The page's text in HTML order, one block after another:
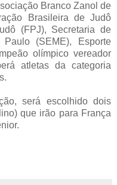
Branco Zanol de
Brasileira de Judô
(FPJ), Secretaria de
(SEME), Esporte
olímpico vereador
atletas da categoria
será escolhido dois
que irão para França